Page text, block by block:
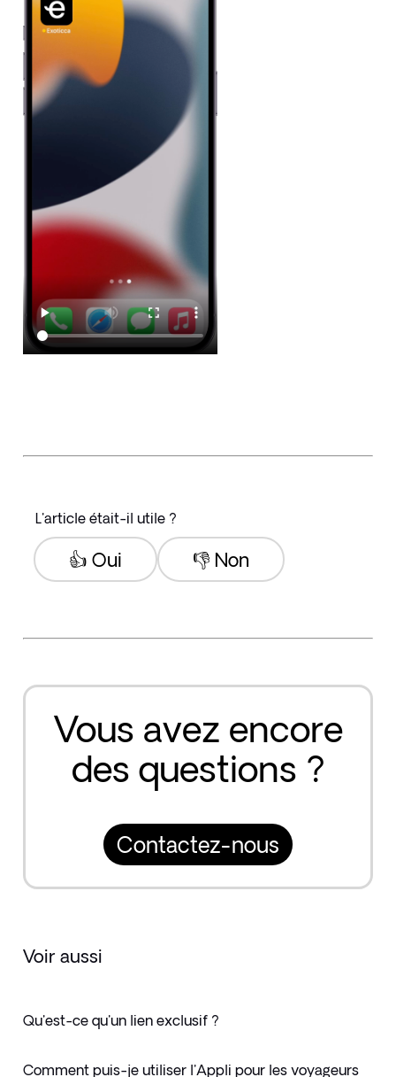
L'article était-il utile ?
👎 Non
👍 Oui
Vous avez encore
des questions ?
Contactez-nous
Voir aussi
Qu'est-ce qu'un lien exclusif ?
Comment puis-je utiliser l'Appli pour les voyageurs